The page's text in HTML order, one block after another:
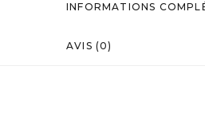
INFORMATIONS
AVIS (0)